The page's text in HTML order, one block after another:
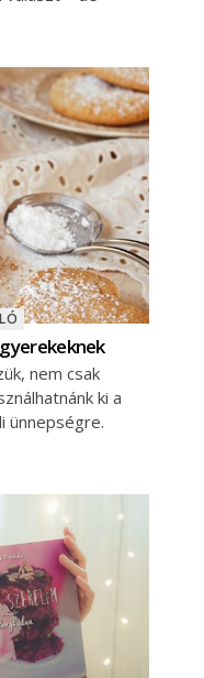
nem csak
ki a
ünnepségre.